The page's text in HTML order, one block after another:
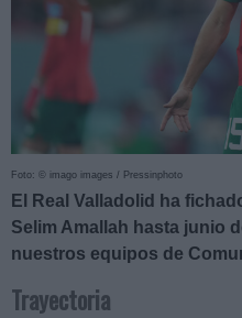
Foto: © imago images / Pressinphoto
El Real Valladolid ha
Selim Amallah hasta junio
nuestros equipos de
Trayectoria